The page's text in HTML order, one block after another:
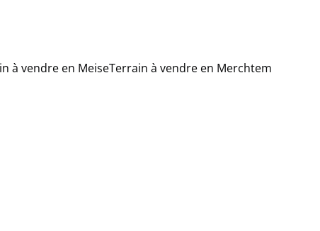
à vendre en MeiseTerrain à vendre en Merchtem